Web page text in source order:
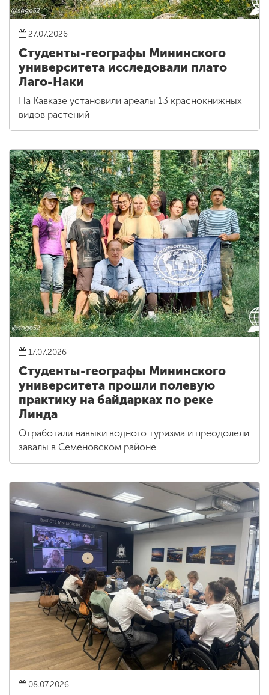
27.07.2026
Студенты-географы Мининского
университета исследовали плато
Лаго-Наки
На Кавказе установили ареалы 13 краснокнижных
видов растений
17.07.2026
Студенты-географы Мининского
университета прошли полевую
практику на байдарках по реке
Линда
Отработали навыки водного туризма и преодолели
завалы в Семеновском районе
08.07.2026